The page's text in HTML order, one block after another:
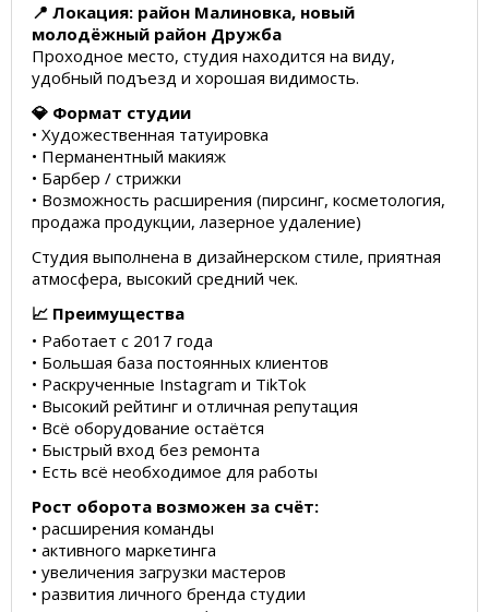
📍 Локация: район Малиновка, новый
молодёжный район Дружба
Проходное место, студия находится на виду,
удобный подъезд и хорошая видимость.
💎 Формат студии
• Художественная татуировка
• Перманентный макияж
• Барбер / стрижки
• Возможность расширения (пирсинг, косметология,
продажа продукции, лазерное удаление)
Студия выполнена в дизайнерском стиле, приятная
атмосфера, высокий средний чек.
📈 Преимущества
• Работает с 2017 года
• Большая база постоянных клиентов
• Раскрученные Instagram и TikTok
• Высокий рейтинг и отличная репутация
• Всё оборудование остаётся
• Быстрый вход без ремонта
• Есть всё необходимое для работы
Рост оборота возможен за счёт:
• расширения команды
• активного маркетинга
• увеличения загрузки мастеров
• развития личного бренда студии